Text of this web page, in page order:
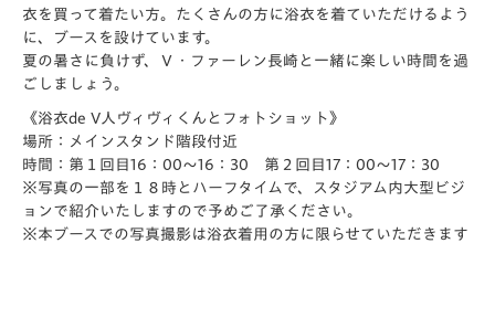
衣を買って着たい方。たくさんの方に浴衣を着ていただけるよう
に、ブースを設けています。
夏の暑さに負けず、Ｖ・ファーレン長崎と一緒に楽しい時間を過
ごしましょう。
《浴衣de V人ヴィヴィくんとフォトショット》
場所：メインスタンド階段付近
時間：第１回目16：00～16：30 第２回目17：00～17：30
※写真の一部を１８時とハーフタイムで、スタジアム内大型ビジ
ョンで紹介いたしますので予めご了承ください。
※本ブースでの写真撮影は浴衣着用の方に限らせていただきます